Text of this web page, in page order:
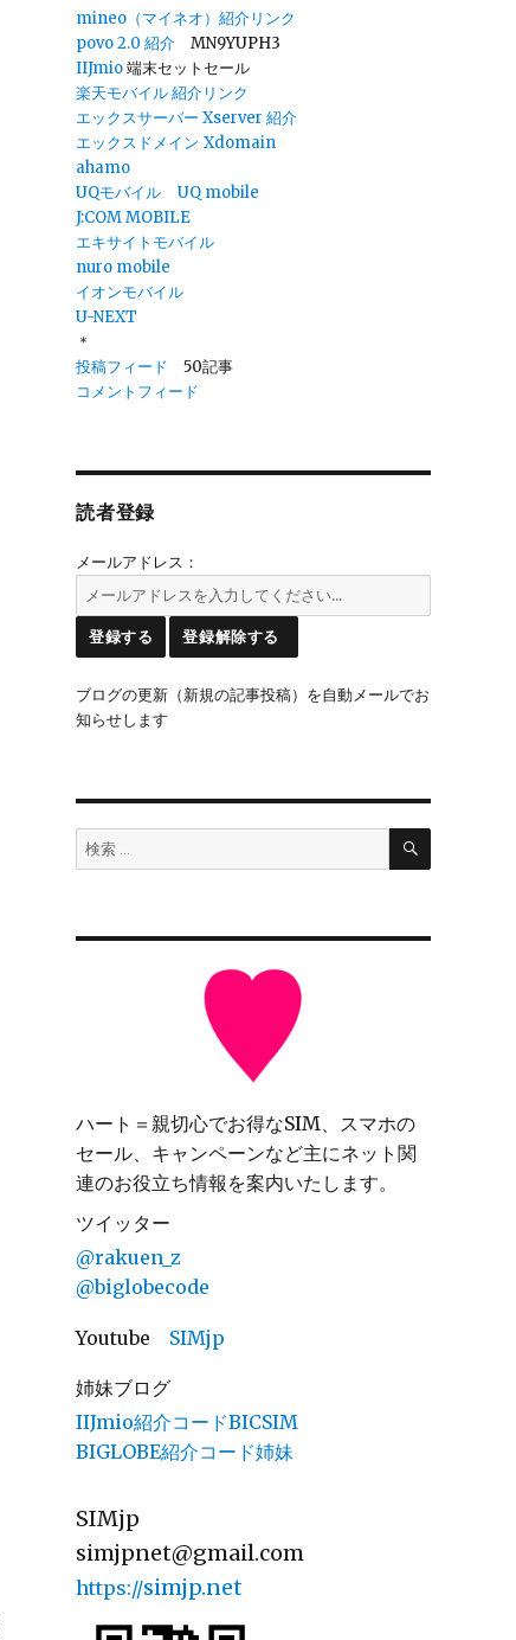
mineo（マイネオ）紹介リンク
povo 2.0 紹介 MN9YUPH3
IIJmio端末セットセール
楽天モバイル 紹介リンク
エックスサーバー Xserver 紹介
エックスドメイン Xdomain
ahamo
UQモバイル
UQ mobile
J:COM MOBILE
エキサイトモバイル
nuro mobile
イオンモバイル
U-NEXT
＊
投稿フィード 50記事
コメントフィード
読者登録
メールアドレス：
ブログの更新（新規の記事投稿）を自動メールでお
知らせします
検
索:
検
ハート＝親切心でお得なSIM、スマホの
セール、キャンペーンなど主にネット関
連のお役立ち情報を案内いたします。
ツイッター
@rakuen_z
@biglobecode
Youtube SIMjp
姉妹ブログ
IIJmio紹介コードBICSIM
BIGLOBE紹介コード姉妹
SIMjp
simjpnet@gmail.com
https://simjp.net